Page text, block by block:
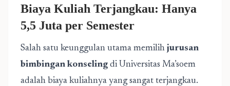
Biaya Kuliah Terjangkau: Hanya
5,5 Juta per Semester
Salah satu keunggulan utama memilih jurusan
bimbingan konseling di Universitas Ma’soem
adalah biaya kuliahnya yang sangat terjangkau.